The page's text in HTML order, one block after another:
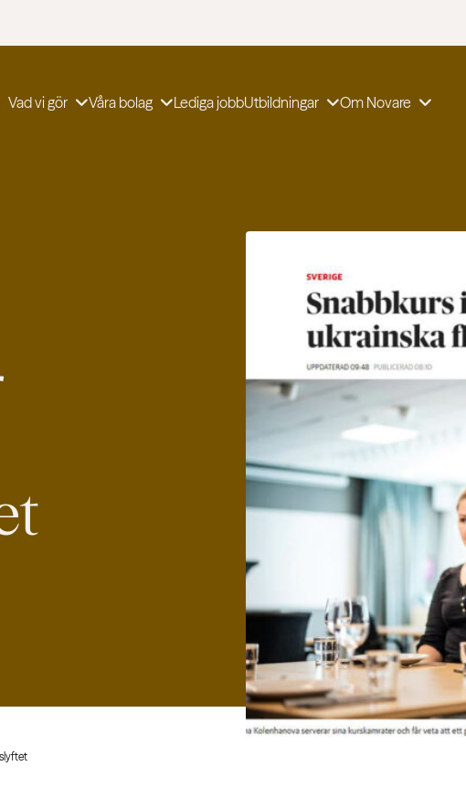
Vad vi gör Våra bolag Lediga jobbUtbildningar Om Novare